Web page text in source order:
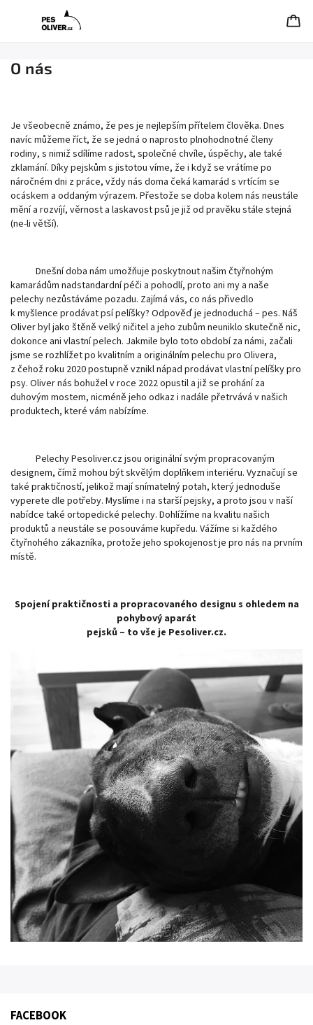
O nás
Je všeobecně známo, že pes je nejlepším přítelem člověka. Dnes
navíc můžeme říct, že se jedná o naprosto plnohodnotné členy
rodiny, s nimiž sdílíme radost, společné chvíle, úspěchy, ale také
zklamání. Díky pejskům s jistotou víme, že i když se vrátíme po
náročném dni z práce, vždy nás doma čeká kamarád s vrtícím se
ocáskem a oddaným výrazem. Přestože se doba kolem nás neustále
mění a rozvíjí, věrnost a laskavost psů je již od pravěku stále stejná
(ne-li větší).
Dnešní doba nám umožňuje poskytnout našim čtyřnohým
kamarádům nadstandardní péči a pohodlí, proto ani my a naše
pelechy nezůstáváme pozadu. Zajímá vás, co nás přivedlo
k myšlence prodávat psí pelíšky? Odpověď je jednoduchá – pes. Náš
Oliver byl jako štěně velký ničitel a jeho zubům neuniklo skutečně nic,
dokonce ani vlastní pelech. Jakmile bylo toto období za námi, začali
jsme se rozhlížet po kvalitním a originálním pelechu pro Olivera,
z čehož roku 2020 postupně vznikl nápad prodávat vlastní pelíšky pro
psy. Oliver nás bohužel v roce 2022 opustil a již se prohání za
duhovým mostem, nicméně jeho odkaz i nadále přetrvává v našich
produktech, které vám nabízíme.
Pelechy Pesoliver.cz jsou originální svým propracovaným
designem, čímž mohou být skvělým doplňkem interiéru. Vyznačují se
také praktičností, jelikož mají snímatelný potah, který jednoduše
vyperete dle potřeby. Myslíme i na starší pejsky, a proto jsou v naší
nabídce také ortopedické pelechy. Dohlížíme na kvalitu našich
produktů a neustále se posouváme kupředu. Vážíme si každého
čtyřnohého zákazníka, protože jeho spokojenost je pro nás na prvním
místě.
Spojení praktičnosti a propracovaného designu s ohledem na
pohybový aparát
pejsků – to vše je Pesoliver.cz.
FACEBOOK